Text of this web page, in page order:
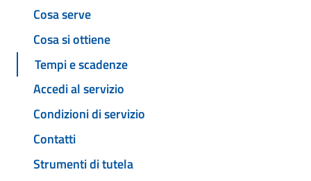
Cosa serve
Cosa si ottiene
Tempi e scadenze
Accedi al servizio
Condizioni di servizio
Contatti
Strumenti di tutela